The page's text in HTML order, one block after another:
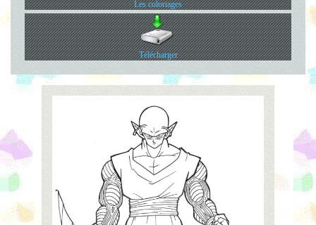
Les coloriages
Télécharger